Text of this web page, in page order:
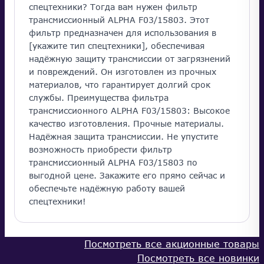
спецтехники? Тогда вам нужен фильтр
трансмиссионный ALPHA F03/15803. Этот
фильтр предназначен для использования в
[укажите тип спецтехники], обеспечивая
надёжную защиту трансмиссии от загрязнений
и повреждений. Он изготовлен из прочных
материалов, что гарантирует долгий срок
службы. Преимущества фильтра
трансмиссионного ALPHA F03/15803: Высокое
качество изготовления. Прочные материалы.
Надёжная защита трансмиссии. Не упустите
возможность приобрести фильтр
трансмиссионный ALPHA F03/15803 по
выгодной цене. Закажите его прямо сейчас и
обеспечьте надёжную работу вашей
спецтехники!
Посмотреть все акционные товары
Посмотреть все новинки